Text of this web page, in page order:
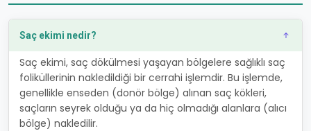
Saç ekimi nedir?
Saç ekimi, saç dökülmesi yaşayan bölgelere sağlıklı saç
foliküllerinin nakledildiği bir cerrahi işlemdir. Bu işlemde,
genellikle enseden (donör bölge) alınan saç kökleri,
saçların seyrek olduğu ya da hiç olmadığı alanlara (alıcı
bölge) nakledilir.